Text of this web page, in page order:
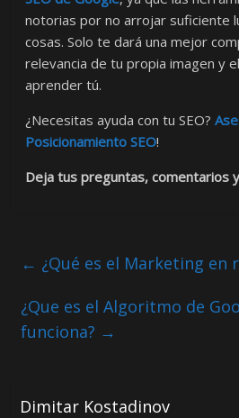
notorias por no arrojar suficiente
cosas. Solo te dará una mejor
relevancia de tu propia imagen y
aprender tú.
¿Necesitas ayuda con tu SEO?
Posicionamiento SEO!
Deja tus preguntas, comentarios
← ¿Qué es el Marketing en
¿Que es el Algoritmo de
funciona? →
Dimitar Kostadinov